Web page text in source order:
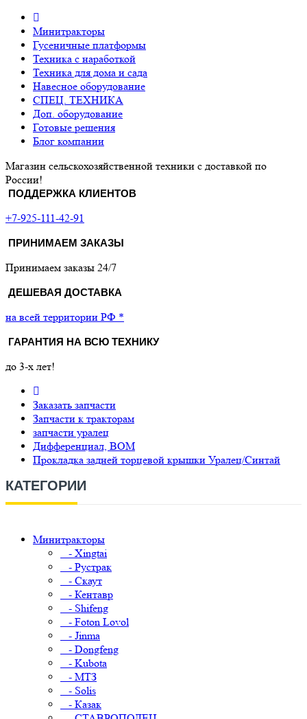
Минитракторы
Гусеничные платформы
Техника с наработкой
Техника для дома и сада
Навесное оборудование
СПЕЦ. ТЕХНИКА
Доп. оборудование
Готовые решения
Блог компании
Магазин сельскохозяйственной техники с доставкой по
России!
ПОДДЕРЖКА КЛИЕНТОВ
+7-925-111-42-91
ПРИНИМАЕМ ЗАКАЗЫ
Принимаем заказы 24/7
ДЕШЕВАЯ ДОСТАВКА
на всей территории РФ *
ГАРАНТИЯ НА ВСЮ ТЕХНИКУ
до 3-х лет!
Заказать запчасти
Запчасти к тракторам
запчасти уралец
Дифференциал, ВОМ
Прокладка задней торцевой крышки Уралец/Синтай
КАТЕГОРИИ
Минитракторы
- Xingtai
- Рустрак
- Скаут
- Кентавр
- Shifeng
- Foton Lovol
- Jinma
- Dongfeng
- Kubota
- МТЗ
- Solis
- Казак